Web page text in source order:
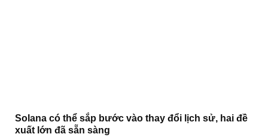
Solana có thể sắp bước vào thay đổi lịch sử, hai đề
xuất lớn đã sẵn sàng